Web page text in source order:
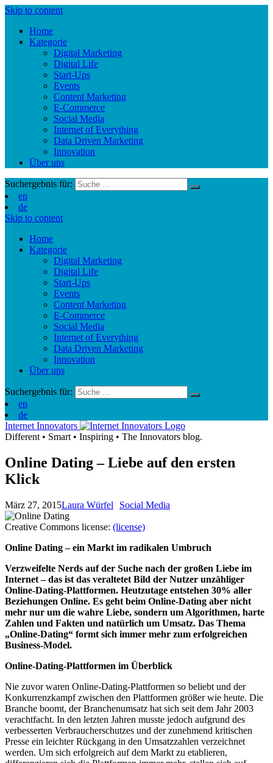
Skip to content
Home
Kategorie
Digital Marketing
Digital Life
Start-Ups
Events
Content Marketing
E-Commerce
Social Media
Internet of Everything
Data Driven Marketing
Innovation
Über uns
Suchergebnis für:
en
de
Skip to content
Home
Kategorie
Digital Marketing
Digital Life
Start-Ups
Events
Content Marketing
E-Commerce
Social Media
Internet of Everything
Data Driven Marketing
Innovation
Über uns
Suchergebnis für:
en
de
Internet Innovators
Different • Smart • Inspiring • The Innovators blog.
Online Dating – Liebe auf den ersten
Klick
März 27, 2015Laura Würfel Social Media
Creative Commons license: (license)
Online Dating – ein Markt im radikalen Umbruch
Verzweifelte Nerds auf der Suche nach der großen Liebe im
Internet – das ist das veraltetet Bild der Nutzer unzähliger
Online-Dating-Plattformen. Heutzutage entstehen 30% aller
Beziehungen Online. Es geht beim Online-Dating aber nicht
mehr nur um die wahre Liebe, sondern um Algorithmen, harte
Zahlen und Fakten und natürlich um Umsatz. Das Thema
„Online-Dating“ formt sich immer mehr zum erfolgreichen
Business-Model.
Online-Dating-Plattformen im Überblick
Nie zuvor waren Online-Dating-Plattformen so beliebt und der
Konkurrenzkampf zwischen den Plattformen größer wie heute. Die
Branche boomt, der Branchenumsatz hat sich seit dem Jahr 2003
verachtfacht. In den letzten Jahren musste jedoch aufgrund des
verbesserten Verbraucherschutzes und der zunehmend kritischen
Presse ein leichter Rückgang in den Umsatzzahlen verzeichnet
werden. Um sich erfolgreich auf dem Markt zu etablieren,